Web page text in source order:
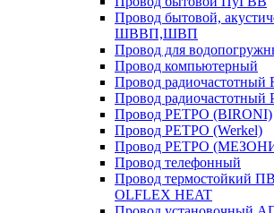
Провод бытовой,
ШВВП,ШВП
Провод для
Провод компьютерный
Провод радиочастотный
Провод радиочастотный
Провод РЕТРО (BIRONI)
Провод РЕТРО (Werkel)
Провод РЕТРО
Провод телефонный
Провод термостойкий
OLFLEX HEAT